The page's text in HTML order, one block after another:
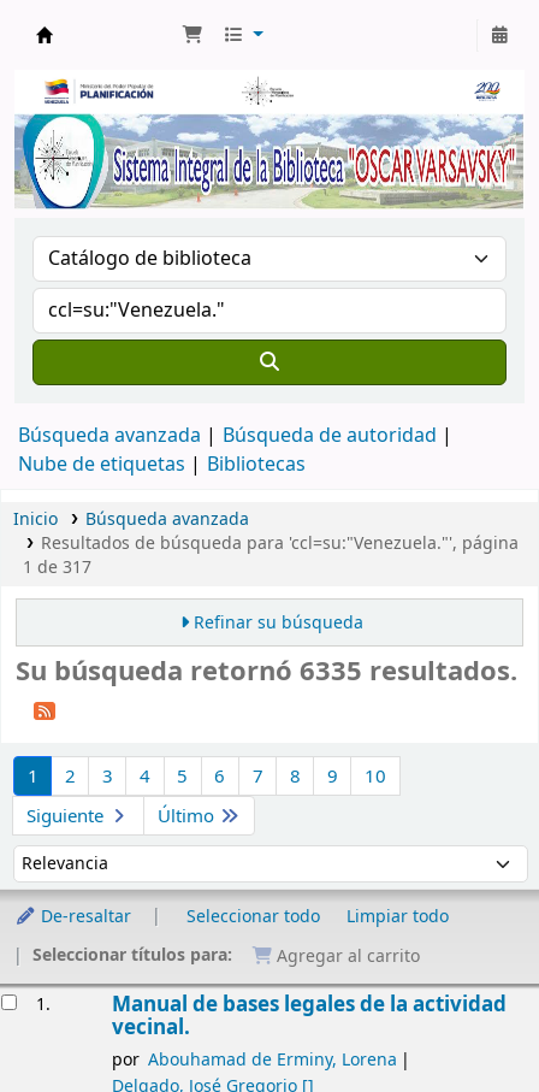
Búsqueda avanzada
Búsqueda de autoridad
Nube de etiquetas
Bibliotecas
Inicio
Búsqueda avanzada
Resultados de búsqueda para 'ccl=su:"Venezuela."', página
1 de 317
Refinar su búsqueda
Su búsqueda retornó 6335 resultados.
1 2 3 4 5 6 7 8 9
10
Siguiente
Último
Ordenar por:
De-resaltar Seleccionar todo
Limpiar todo
Seleccionar títulos para:
Agregar al carrito
1. Manual de bases legales de la actividad
vecinal.
por Abouhamad de Erminy, Lorena
Delgado, José Gregorio[]